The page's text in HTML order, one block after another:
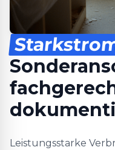
Leistungsstarke